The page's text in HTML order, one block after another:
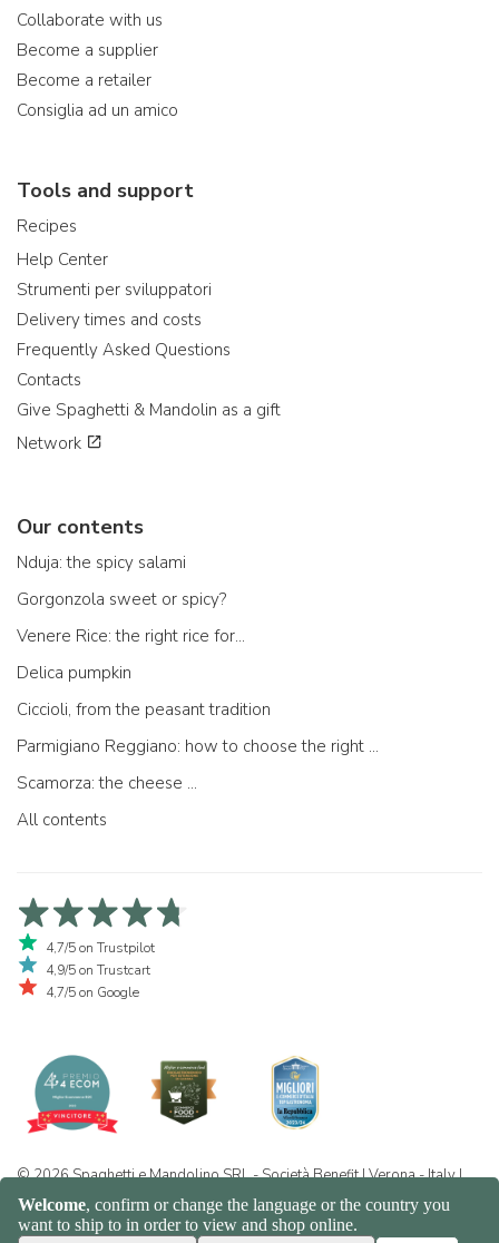
Collaborate with us
Become a supplier
Become a retailer
Consiglia ad un amico
Tools and support
Recipes
Help Center
Strumenti per sviluppatori
Delivery times and costs
Frequently Asked Questions
Contacts
Give Spaghetti & Mandolin as a gift
Network
Our contents
Nduja: the spicy salami
Gorgonzola sweet or spicy?
Venere Rice: the right rice for...
Delica pumpkin
Ciccioli, from the peasant tradition
Parmigiano Reggiano: how to choose the right one
Scamorza: the cheese ...
All contents
4,7/5 on Trustpilot
4,9/5 on Trustcart
4,7/5 on Google
© 2026 Spaghetti e Mandolino SRL - Società Benefit | Verona - Italy |
+39 351 865 9444 | P.I. IT04913730232 | Certificazione BIO: IT-BIO-
016.380-0110744.2026.001 | REA VR-455804 | Privacy and cookie
policy|Sitemap